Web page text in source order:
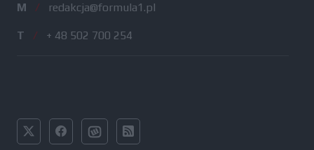
M / redakcja@formula1.pl
T / + 48 502 700 254